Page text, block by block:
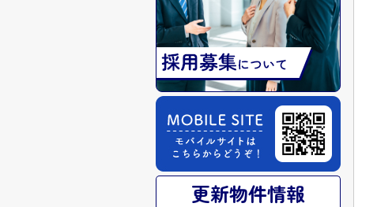
更新物件情報